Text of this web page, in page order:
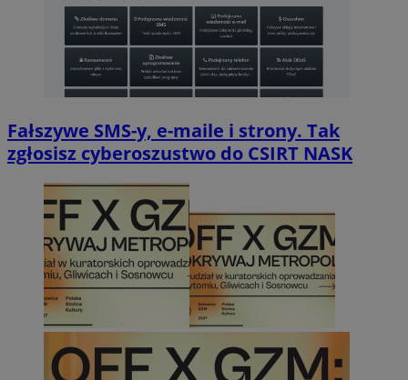
Fałszywe SMS-y, e-maile i strony. Tak
zgłosisz cyberoszustwo do CSIRT NASK